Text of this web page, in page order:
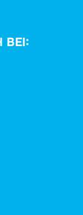
BEI: